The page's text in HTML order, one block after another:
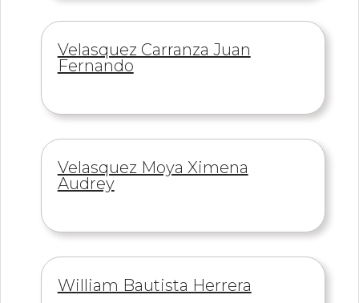
Información
de
Velasquez Carranza Juan
Fernando
Información
de
Velasquez Moya Ximena
Audrey
Información
William Bautista Herrera